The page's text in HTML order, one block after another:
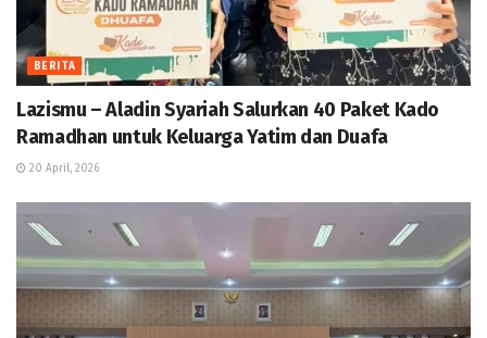
BERITA
Lazismu – Aladin Syariah Salurkan 40 Paket Kado
Ramadhan untuk Keluarga Yatim dan Duafa
20 April, 2026